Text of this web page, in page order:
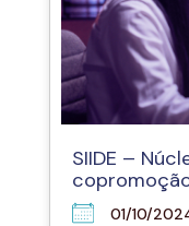
SIIDE –
01/10/